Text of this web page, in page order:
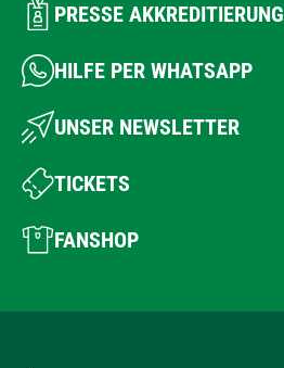
PRESSE AKKREDITIERUNG
HILFE PER WHATSAPP
UNSER NEWSLETTER
TICKETS
FANSHOP